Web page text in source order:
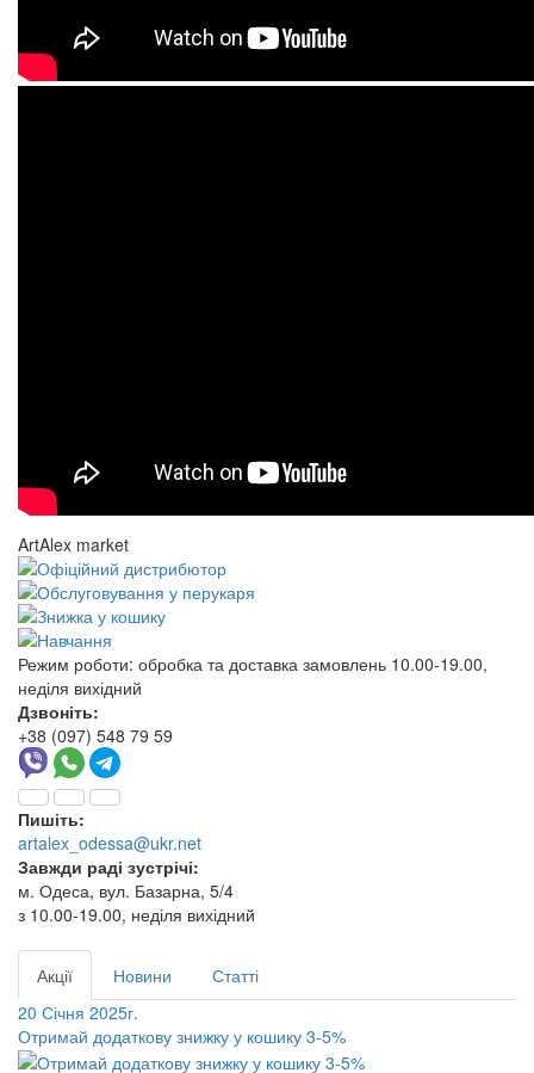
ArtAlex market
Режим роботи: обробка та доставка замовлень 10.00-19.00,
неділя вихідний
Дзвоніть:
+38 (097) 548 79 59
Пишіть:
artalex_odessa@ukr.net
Завжди раді зустрічі:
м. Одеса, вул. Базарна, 5/4
з 10.00-19.00, неділя вихідний
Акції Новини
Статті
20 Січня 2025г.
Отримай додаткову знижку у кошику 3-5%